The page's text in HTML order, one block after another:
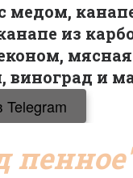
из
мясная
виноград и
Telegram